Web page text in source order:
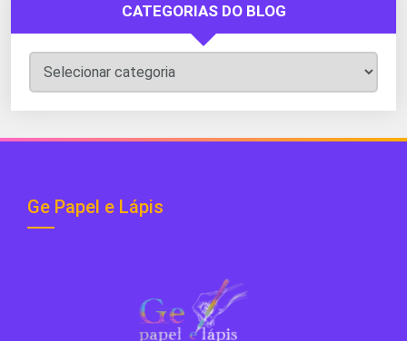
CATEGORIAS DO BLOG
Categorias
do
Blog
Ge Papel e Lápis